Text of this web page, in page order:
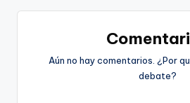
Aún no hay comentarios. ¿Por
debate?